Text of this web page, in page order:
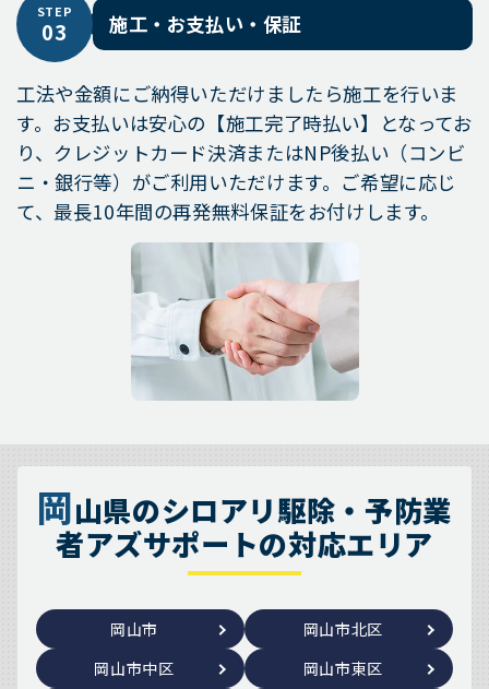
STEP
03 施工・お支払い・保証
工法や金額にご納得いただけましたら施工を行いま
す。お支払いは安心の【施工完了時払い】となってお
り、クレジットカード決済またはNP後払い（コンビ
ニ・銀行等）がご利用いただけます。ご希望に応じ
て、最長10年間の再発無料保証をお付けします。
岡山県のシロアリ駆除・予防業
者アズサポートの対応エリア
岡山市
岡山市北区
岡山市中区
岡山市東区